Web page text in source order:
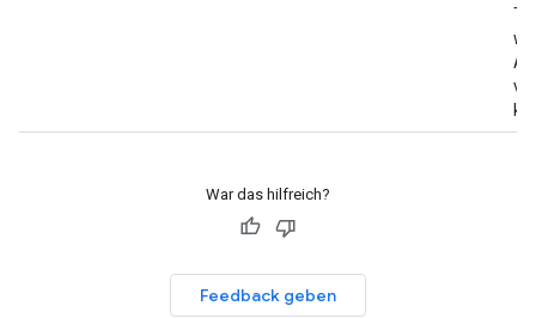
War das hilfreich?
Feedback geben